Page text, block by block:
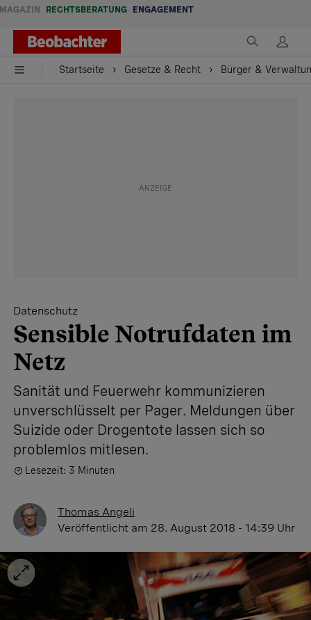
MAGAZIN RECHTSBERATUNG ENGAGEMENT
Startseite Gesetze & Recht Bürger &
Datenschutz
Sensible Notrufdaten im
Netz
Sanität und Feuerwehr kommunizieren
unverschlüsselt per Pager. Meldungen über
Suizide oder Drogentote lassen sich so
problemlos mitlesen.
Lesezeit: 3 Minuten
Thomas Angeli
Veröffentlicht am 28. August 2018 - 14:39 Uhr